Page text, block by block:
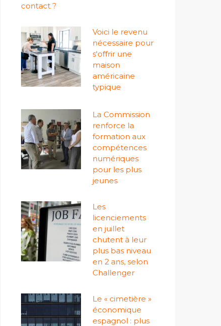
contact ?
Voici le revenu
nécessaire pour
s'offrir une
maison
américaine
typique
La Commission
renforce la
formation aux
compétences
numériques
pour les plus
jeunes
Les
licenciements
en juillet
chutent à leur
plus bas niveau
en 2 ans, selon
Challenger
Le « cimetière »
économique
espagnol : plus